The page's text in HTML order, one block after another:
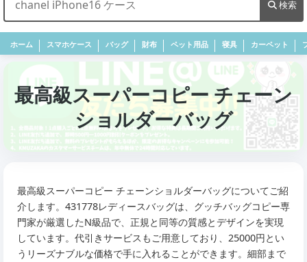
検索
ホーム スマホケース バッグ 財布 ペット用品 寝具 カーペット
最高級スーパーコピー チェーン
ショルダーバッグ
最高級スーパーコピー チェーンショルダーバッグについてご紹
介します。431778レディースバッグは、グッチバッグコピー専
門家が厳選したN級品で、正規と同等の質感とデザインを実現
しています。代引きサービスもご用意しており、25000円とい
うリーズナブルな価格で手に入れることができます。細部まで